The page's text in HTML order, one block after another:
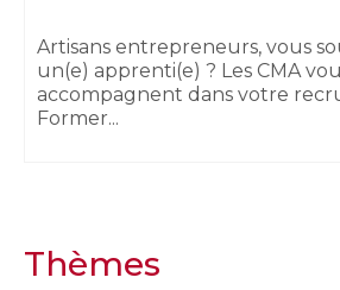
Artisans entrepreneurs, vous
un(e) apprenti(e) ? Les CMA
accompagnent dans votre
Former...
Thèmes